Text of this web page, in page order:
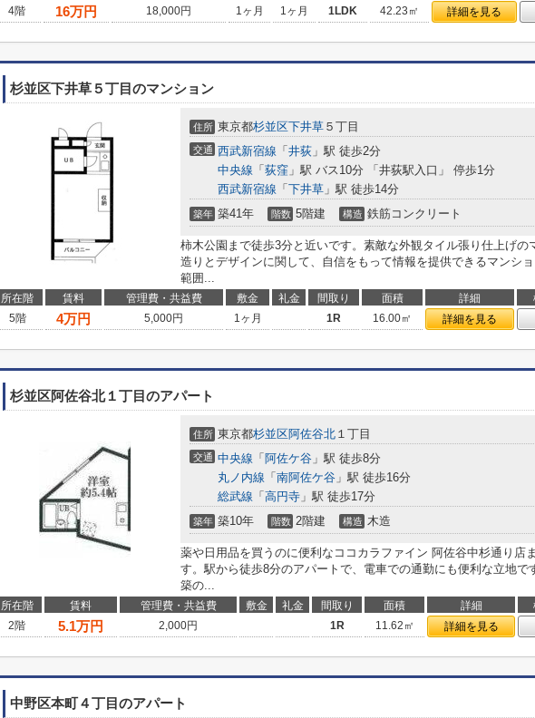
4階
16万円 18,000円 1ヶ月 1ヶ月 1LDK 42.23㎡ 詳細を見る
杉並区下井草５丁目のマンション
住所 東京都杉並区下井草 ５丁目
交通 西武新宿線 「 井荻 」駅 徒歩2分
中央線 「 荻窪 」駅 バス10分 「井荻駅入口」 停歩1分
西武新宿線 「 下井草 」駅 徒歩14分
築年 築41年 階数 5階建 構造 鉄筋コンクリート
柿木公園まで徒歩3分と近いです。素敵な外観タイル張り仕上げの
造りとデザインに関して、自信をもって情報を提供できるマンシ
範囲...
所在階 賃料 管理費・共益費 敷金 礼金 間取り 面積 詳細
5階
4万円 5,000円 1ヶ月 1R 16.00㎡ 詳細を見る
杉並区阿佐谷北１丁目のアパート
住所 東京都杉並区阿佐谷北 １丁目
交通 中央線 「 阿佐ケ谷 」駅 徒歩8分
丸ノ内線 「 南阿佐ケ谷 」駅 徒歩16分
総武線 「 高円寺 」駅 徒歩17分
築年 築10年 階数 2階建 構造 木造
薬や日用品を買うのに便利なココカラファイン 阿佐谷中杉通り店
す。駅から徒歩8分のアパートで、電車での通勤にも便利な立地で
築の...
所在階 賃料 管理費・共益費 敷金 礼金 間取り 面積 詳細
2階
5.1万円 2,000円 1R 11.62㎡ 詳細を見る
中野区本町４丁目のアパート